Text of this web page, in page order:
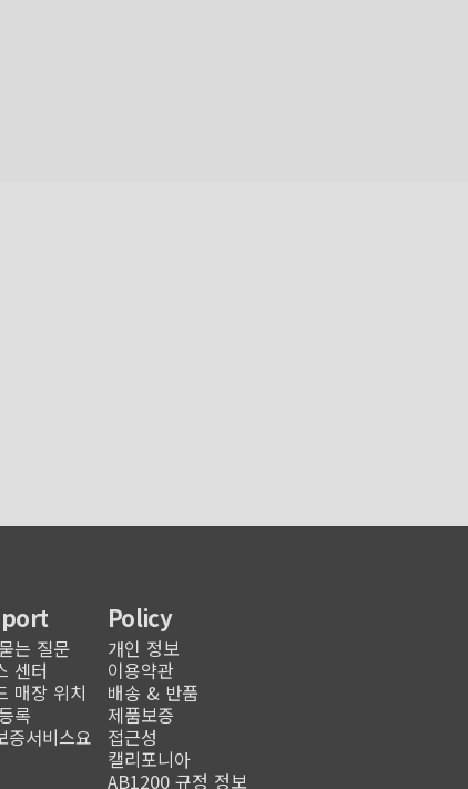
는 질문
센터
매장 위치
록
증서비스요
Policy
개인 정보
이용약관
배송 & 반품
제품보증
접근성
캘리포니아
AB1200 규정 정보